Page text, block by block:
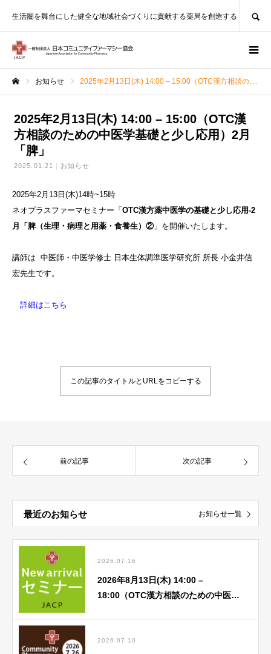
生活圏を舞台にした健全な地域社会づくりに貢献する薬局を創造する
お知らせ 2025年2月13日(木) 14:00 – 15:00（OTC漢方相談のための中医学基礎と少し応用）2月「脾」
2025年2月13日(木) 14:00 – 15:00（OTC漢
方相談のための中医学基礎と少し応用）2月
「脾」
2025.01.21 お知らせ
2025年2月13日(木)14時~15時
ネオプラスファーマセミナー「 OTC漢方薬中医学の基礎と少し応用-2
月「脾（生理・病理と用薬・ 食養生）②」を開催いたします。
講師は 中医師 ・中医学修士 日本生体調準医学研究所 所長 小金井信
宏先生です。
詳細はこちら
この記事のタイトルとURLをコピーする
前の記事 次の記事
最近のお知らせ お知らせ一覧
2026.07.16
2026年8月13日(木) 14:00 –
18:00（OTC漢方相談のための中医
2026.07.10